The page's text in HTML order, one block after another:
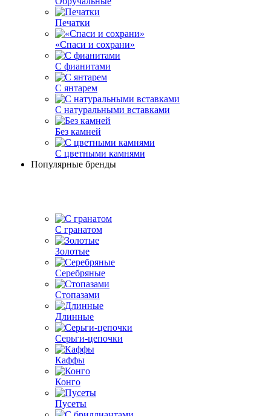
Печатки
«Спаси и сохрани»
С фианитами
С янтарем
С натуральными вставками
Без камней
С цветными камнями
Популярные бренды
С гранатом
Золотые
Серебряные
Стопазами
Длинные
Серьги-цепочки
Каффы
Конго
Пусеты